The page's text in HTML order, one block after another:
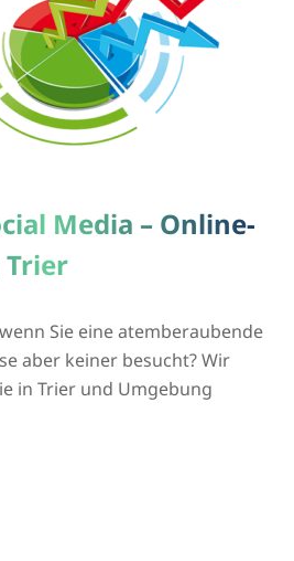
Media – Online-
Sie eine atemberaubende
aber keiner besucht? Wir
in Trier und Umgebung